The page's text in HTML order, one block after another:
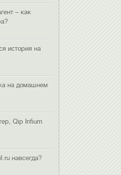
– как
история на
на домашнем
Qip Infium
навсегда?